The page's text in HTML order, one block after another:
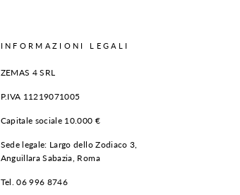
INFORMAZIONI LEGALI
ZEMAS 4 SRL
P.IVA 11219071005
Capitale sociale 10.000 €
Sede legale: Largo dello Zodiaco 3,
Anguillara Sabazia, Roma
Tel. 06 996 8746